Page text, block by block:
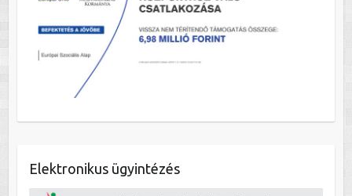
Elektronikus ügyintézés